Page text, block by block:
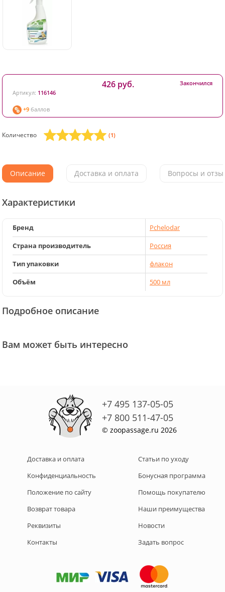
Артикул: 116146
+9 баллов
426 руб. Закончился
Количество (1)
Описание Доставка и оплата Вопросы и
Характеристики
Бренд
Pchelodar
Страна производитель
Россия
Тип упаковки
флакон
Объём
500 мл
Подробное описание
Вам может быть интересно
+7 495 137-05-05
+7 800 511-47-05
© zoopassage.ru 2026
Доставка и оплата
Конфиденциальность
Положение по сайту
Возврат товара
Реквизиты
Контакты
Статьи по уходу
Бонусная программа
Помощь покупателю
Наши преимущества
Новости
Задать вопрос